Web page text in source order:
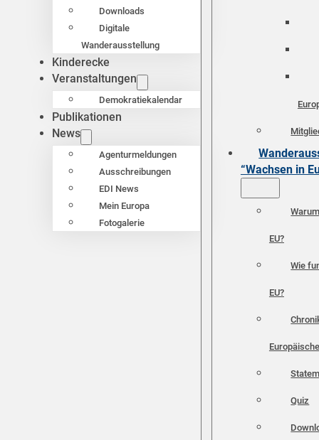
Downloads
Digitale
Wanderausstellung
Kinderecke
Veranstaltungen
Demokratiekalendar
Publikationen
News
Agenturmeldungen
Ausschreibungen
EDI News
Mein Europa
Fotogalerie
“Wachsen in
EU?
Wie
EU?
Quiz